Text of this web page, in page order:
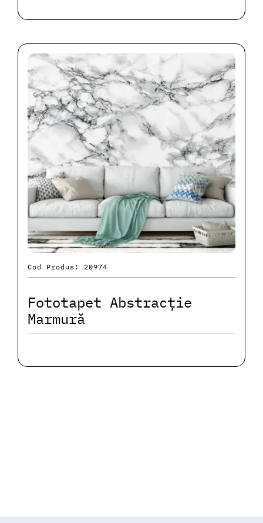
Cod Produs: 20974
Fototapet Abstracție
Marmură